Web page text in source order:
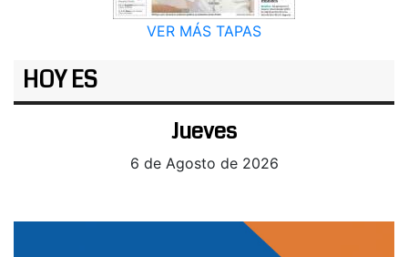
VER MÁS TAPAS
HOY ES
Jueves
6 de Agosto de 2026